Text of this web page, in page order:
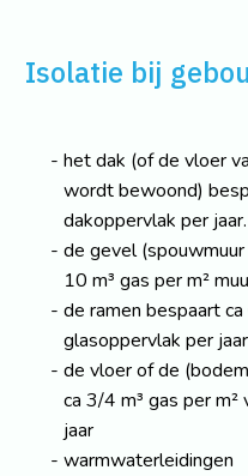
Isolatie bij
het dak (of de vloer
wordt bewoond)
dakoppervlak per jaar.
de gevel
10 m³ gas per m²
de ramen bespaart
glasoppervlak per
de vloer of de
ca 3/4 m³ gas per
jaar
warmwaterleidingen